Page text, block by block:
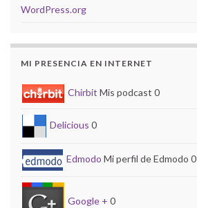
WordPress.org
MI PRESENCIA EN INTERNET
Chirbit Mis podcast 0
Delicious 0
Edmodo Mi perfil de Edmodo 0
Google + 0